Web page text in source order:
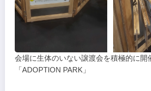
会場に生体のいない譲渡会を積極的に開
「ADOPTION PARK」